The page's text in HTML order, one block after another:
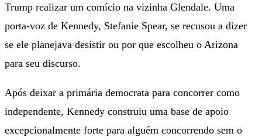
Trump realizar um comício na vizinha Glendale. Uma
porta-voz de Kennedy, Stefanie Spear, se recusou a dizer
se ele planejava desistir ou por que escolheu o Arizona
para seu discurso.
Após deixar a primária democrata para concorrer como
independente, Kennedy construiu uma base de apoio
excepcionalmente forte para alguém concorrendo sem o